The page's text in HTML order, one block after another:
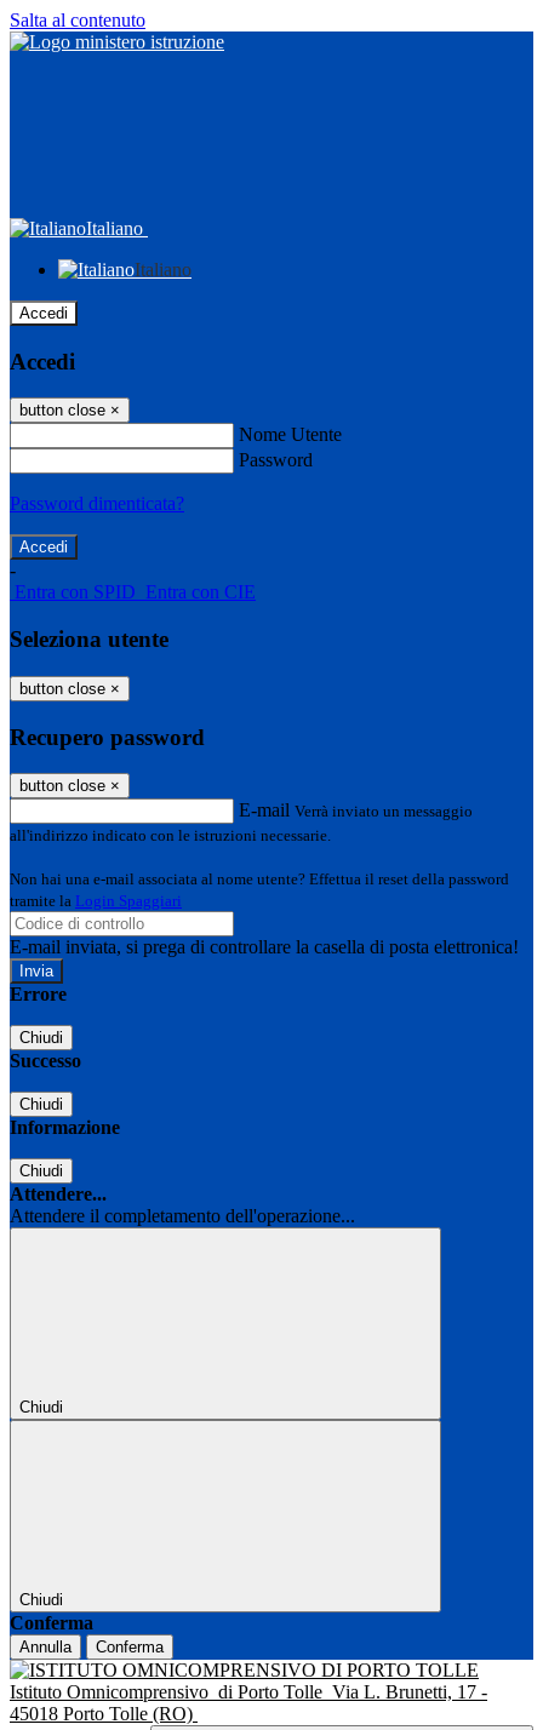
Salta al contenuto
Italiano
Italiano
Accedi
Accedi
button close ×
Nome Utente
Password
Password dimenticata?
-
Entra con SPID Entra con CIE
Seleziona utente
button close ×
Recupero password
button close ×
E-mail Verrà inviato un messaggio
all'indirizzo indicato con le istruzioni necessarie.
Non hai una e-mail associata al nome utente? Effettua il reset della password
tramite la Login Spaggiari
E-mail inviata, si prega di controllare la casella di posta elettronica!
Errore
Chiudi
Successo
Chiudi
Informazione
Chiudi
Attendere...
Attendere il completamento dell'operazione...
Chiudi
Chiudi
Conferma
Annulla Conferma
Istituto Omnicomprensivo di Porto Tolle Via L. Brunetti, 17 -
45018 Porto Tolle (RO)